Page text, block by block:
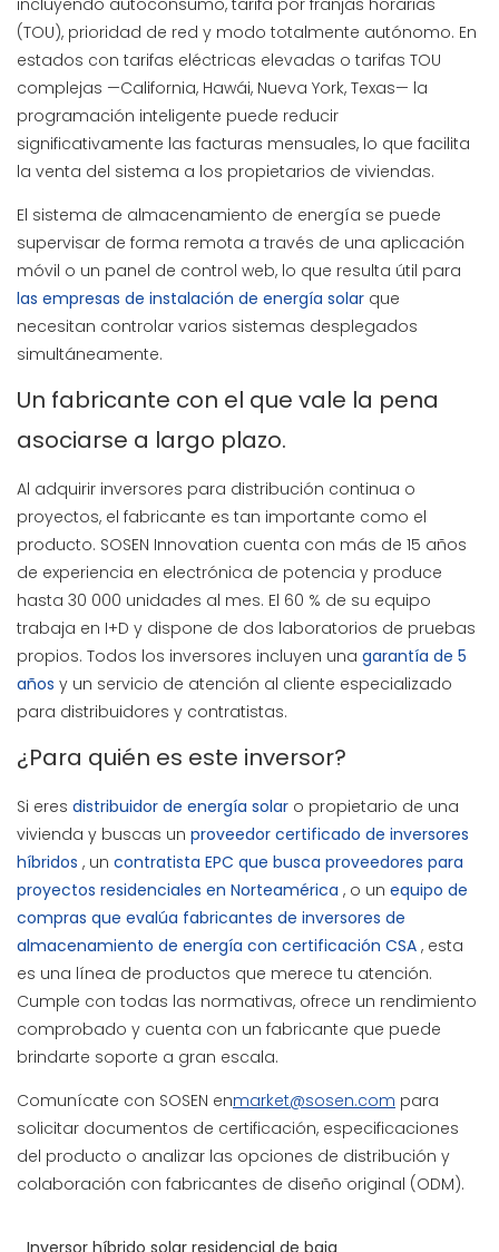
incluyendo autoconsumo, tarifa por franjas horarias
(TOU), prioridad de red y modo totalmente autónomo. En
estados con tarifas eléctricas elevadas o tarifas TOU
complejas —California, Hawái, Nueva York, Texas— la
programación inteligente puede reducir
significativamente las facturas mensuales, lo que facilita
la venta del sistema a los propietarios de viviendas.
El sistema de almacenamiento de energía se puede
supervisar de forma remota a través de una aplicación
móvil o un panel de control web, lo que resulta útil para
las empresas de instalación de energía solar que
necesitan controlar varios sistemas desplegados
simultáneamente.
Un fabricante con el que vale la pena
asociarse a largo plazo.
Al adquirir inversores para distribución continua o
proyectos, el fabricante es tan importante como el
producto. SOSEN Innovation cuenta con más de 15 años
de experiencia en electrónica de potencia y produce
hasta 30 000 unidades al mes. El 60 % de su equipo
trabaja en I+D y dispone de dos laboratorios de pruebas
propios. Todos los inversores incluyen una garantía de 5
años y un servicio de atención al cliente especializado
para distribuidores y contratistas.
¿Para quién es este inversor?
Si eres distribuidor de energía solar o propietario de una
vivienda y buscas un proveedor certificado de inversores
híbridos , un contratista EPC que busca proveedores para
proyectos residenciales en Norteamérica , o un equipo de
compras que evalúa fabricantes de inversores de
almacenamiento de energía con certificación CSA , esta
es una línea de productos que merece tu atención.
Cumple con todas las normativas, ofrece un rendimiento
comprobado y cuenta con un fabricante que puede
brindarte soporte a gran escala.
Comunícate con SOSEN enmarket@sosen.com para
solicitar documentos de certificación, especificaciones
del producto o analizar las opciones de distribución y
colaboración con fabricantes de diseño original (ODM).